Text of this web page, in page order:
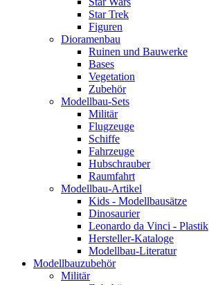
Star Trek
Figuren
Dioramenbau
Ruinen und Bauwerke
Bases
Vegetation
Zubehör
Modellbau-Sets
Militär
Flugzeuge
Schiffe
Fahrzeuge
Hubschrauber
Raumfahrt
Modellbau-Artikel
Kids - Modellbausätze
Dinosaurier
Leonardo da Vinci - Plastik
Hersteller-Kataloge
Modellbau-Literatur
Modellbauzubehör
Militär